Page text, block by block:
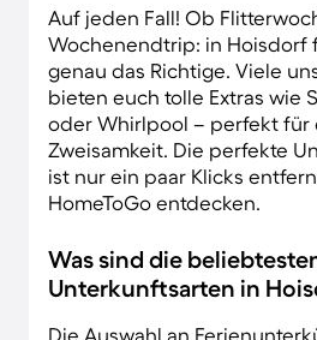
Auf jeden Fall! Ob
Wochenendtrip: in Hoisdorf
genau das Richtige. Viele
bieten euch tolle Extras wie
oder Whirlpool – perfekt für
Zweisamkeit. Die perfekte
ist nur ein paar Klicks
HomeToGo entdecken.
Was sind die
Unterkunftsarten in
Die Auswahl an